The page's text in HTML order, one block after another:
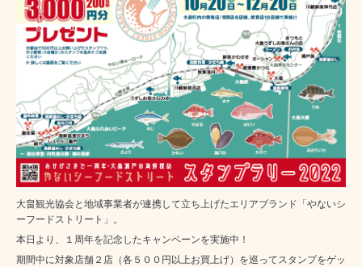
大畠観光協会と地域事業者が連携して立ち上げたエリアブランド「やないシ
ーフードストリート」。
本日より、１周年を記念したキャンペーンを実施中！
期間中に対象店舗２店（各５００円以上お買上げ）を巡ってスタンプをゲッ